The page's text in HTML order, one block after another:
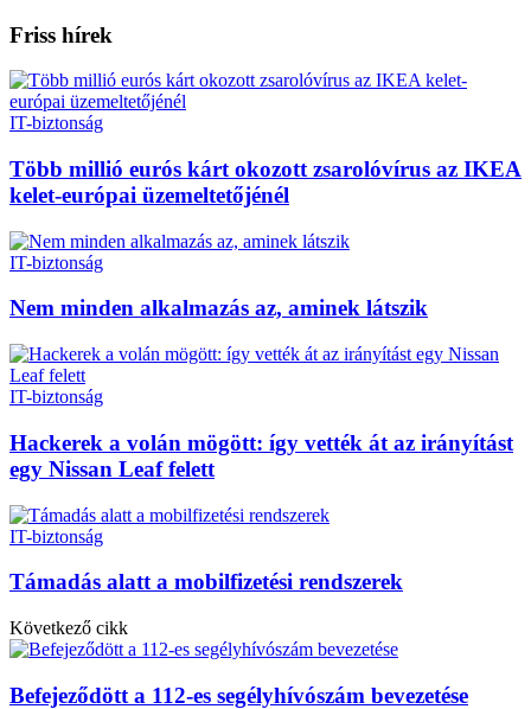
Friss hírek
IT-biztonság
Több millió eurós kárt okozott zsarolóvírus az IKEA
kelet-európai üzemeltetőjénél
IT-biztonság
Nem minden alkalmazás az, aminek látszik
IT-biztonság
Hackerek a volán mögött: így vették át az irányítást
egy Nissan Leaf felett
IT-biztonság
Támadás alatt a mobilfizetési rendszerek
Következő cikk
Befejeződött a 112-es segélyhívószám bevezetése